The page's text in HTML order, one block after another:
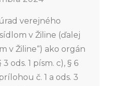
verejného
v Žiline (ďalej
v Žiline“) ako orgán
ods. 1 písm. c), § 6
č. 1 a ods. 3